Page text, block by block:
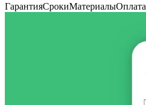
ГарантияСрокиМатериалыОплата